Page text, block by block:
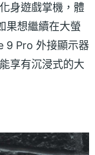
身遊戲掌機，體
果想繼續在大螢
9 Pro 外接顯示器
享有沉浸式的大